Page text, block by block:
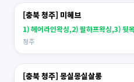
[충북 청주] 미헤브
1) 헤어라인왁싱,2) 팔하프왁싱,3) 뒷
청주
[충북 청주] 몽실몽실살롱